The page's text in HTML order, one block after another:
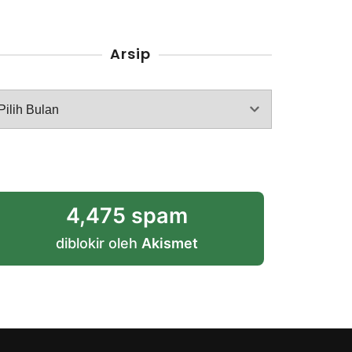
Arsip
4,475 spam
diblokir oleh Akismet